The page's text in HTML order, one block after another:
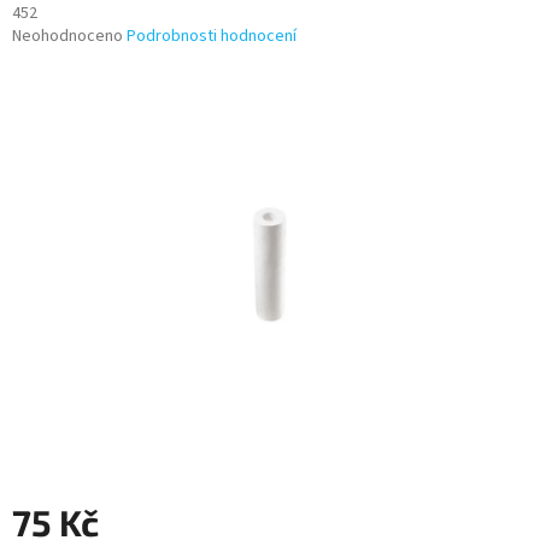
452
Průměrné
Neohodnoceno Podrobnosti hodnocení
75 Kč